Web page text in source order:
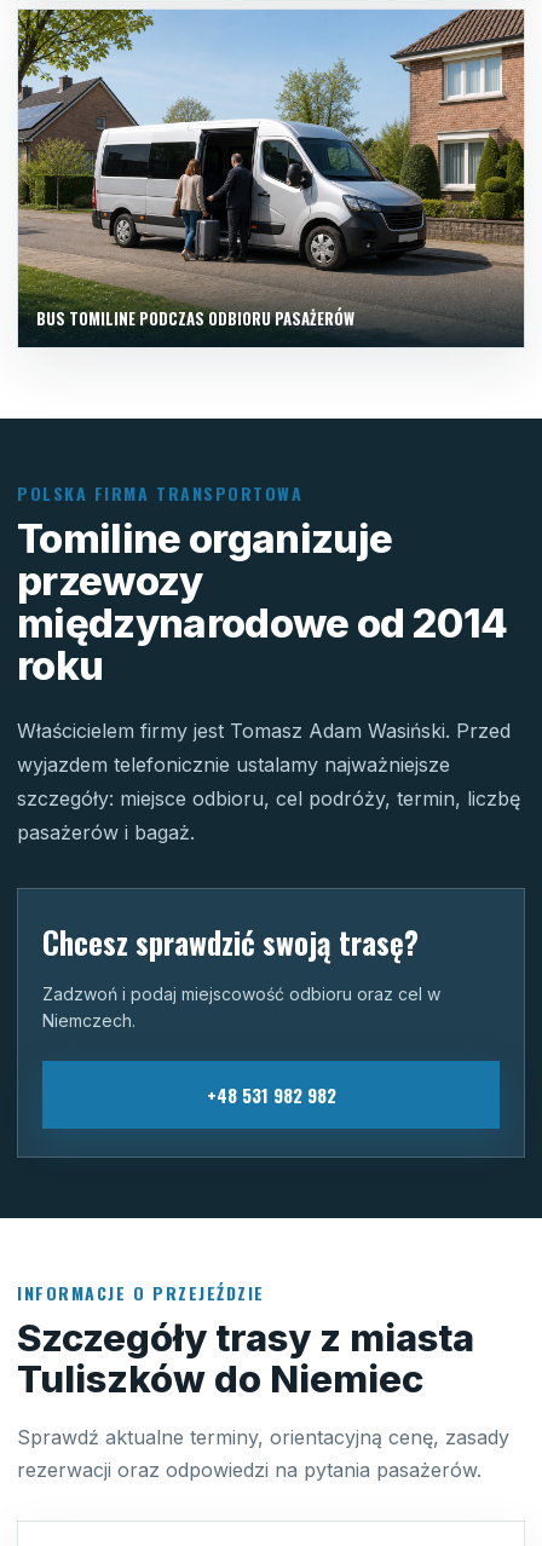
BUS TOMILINE PODCZAS ODBIORU PASAŻERÓW
POLSKA FIRMA TRANSPORTOWA
Tomiline organizuje
przewozy
międzynarodowe od 2014
roku
Właścicielem firmy jest Tomasz Adam Wasiński. Przed
wyjazdem telefonicznie ustalamy najważniejsze
szczegóły: miejsce odbioru, cel podróży, termin, liczbę
pasażerów i bagaż.
Chcesz sprawdzić swoją trasę?
Zadzwoń i podaj miejscowość odbioru oraz cel w
Niemczech.
+48 531 982 982
INFORMACJE O PRZEJEŹDZIE
Szczegóły trasy z miasta
Tuliszków do Niemiec
Sprawdź aktualne terminy, orientacyjną cenę, zasady
rezerwacji oraz odpowiedzi na pytania pasażerów.